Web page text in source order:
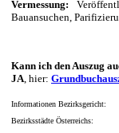
Vermessung:
Bauansuchen,
Kann ich den Auszug
JA, hier:
Informationen Bezirksgericht:
Bezirksstädte Österreichs: